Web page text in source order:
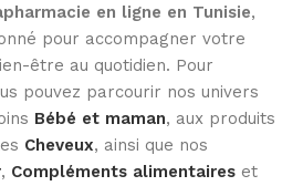
en ligne en Tunisie,
pour accompagner votre
être au quotidien. Pour
pouvez parcourir nos univers
Bébé et maman, aux produits
Cheveux, ainsi que nos
, Compléments alimentaires et